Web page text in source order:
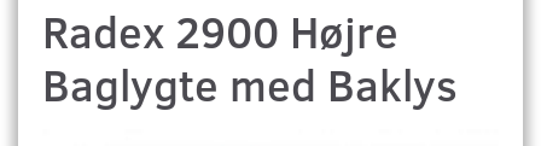
Radex 2900 Højre
Baglygte med Baklys